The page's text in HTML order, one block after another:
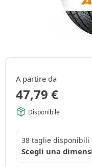
A partire da
47,79 €
Disponibile
38 taglie disponibili
Scegli una